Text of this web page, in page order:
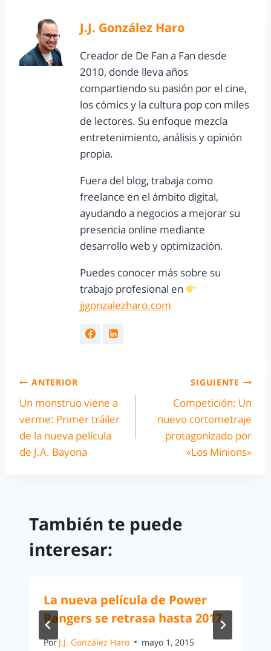
J.J. González Haro
Creador de De Fan a Fan desde
2010, donde lleva años
compartiendo su pasión por el cine,
los cómics y la cultura pop con miles
de lectores. Su enfoque mezcla
entretenimiento, análisis y opinión
propia.
Fuera del blog, trabaja como
freelance en el ámbito digital,
ayudando a negocios a mejorar su
presencia online mediante
desarrollo web y optimización.
Puedes conocer más sobre su
trabajo profesional en
jjgonzalezharo.com
ANTERIOR
Un monstruo viene a
verme: Primer tráiler
de la nueva película
de J.A. Bayona
SIGUIENTE
Competición: Un
nuevo cortometraje
protagonizado por
«Los Minions»
También te puede
interesar:
La nueva película de Power
Rangers se retrasa hasta 2017
Por J.J. González Haro mayo 1, 2015